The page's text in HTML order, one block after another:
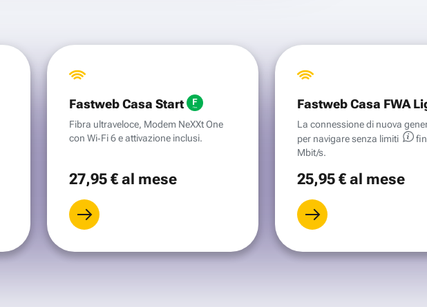
Fastweb Casa Start
Fibra ultraveloce, Modem NeXXt One
con Wi‑Fi 6 e attivazione inclusi.
27,95 €al mese
Fastweb Casa FWA
La connessione di nuova
per navigare senza limiti
Mbit/s.
25,95 €al mese